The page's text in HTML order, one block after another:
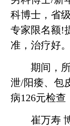
科博士，省
专家限名额!
准，治疗好。
期间，所
泄/阳痿、包
病126元检查
崔万寿 博